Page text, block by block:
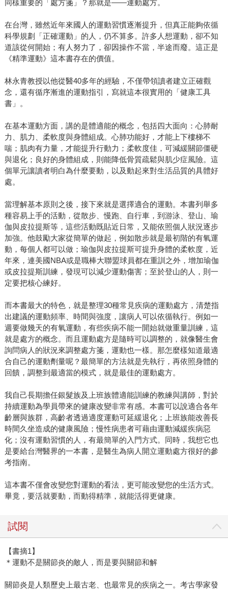
同樣重要的「處方箋」？那就是——運動處方。
在台灣，雖然近年來國人的運動習慣逐漸提升，但真正能夠依循
科學規劃「正確運動」的人，仍不算多。許多人想運動，卻不知
道該從何開始；有人努力了，卻因操作不當，半途而廢。這正是
《精準運動》這本書存在的價值。
林永青教授以他從醫40多年的經驗，不僅帶領讀者建立正確觀
念，還有循序漸進的運動指引，寫就這本很實用的「健康工具
書」。
在基本運動方面，講的是體適能的概念，包括四大面向：心肺耐
力、肌力、柔軟度與身體組成。心肺功能好，才能上下樓梯不
喘；肌肉有力量，才能提升行動力；柔軟度佳，可減緩關節僵硬
與退化；良好的身體組成，則能降低骨質疏鬆與肌少症風險。這
個單元讓讀者明白為什麼要動，以及動起來對生活品質的具體好
處。
當理解基本原則之後，接下來就是選擇適合的運動。本書列舉多
種容易上手的活動，從散步、慢跑、自行車，到游泳、登山、瑜
伽與皮拉提斯等，這些活動既貼近日常，又能依照個人狀況逐步
加強。他鼓勵大家從簡單的做起，例如散步就是最初階的有氧運
動，每個人都可以做；瑜伽與皮拉提斯可提升身體的柔軟度，近
年來，連美國NBA或是職棒大聯盟球員都在重訓之外，增加瑜伽
或皮拉提斯訓練，發現可以減少運動傷害；至於登山的人，則一
定要把核心練好。
而本書最大的特色，就是整理30種常見疾病的運動處方，清楚指
出建議的運動頻率、時間與強度，讓病人可以依循執行。例如一
週要做幾天的有氧運動，有些疾病不能一開始就做重量訓練，這
就是處方的概念。而且運動處方是隨時可以調整的，就像醫生會
詢問病人的狀況來調整處方箋，運動也一樣。那怎麼樣知道最適
合自己的運動劑量呢？最簡單的方法就是先執行，再依照身體的
回饋，調整到最適當的模式，就是最佳的運動處方。
我自己長期擔任銀髮族及上班族體適能訓練的教練與講師，對於
持續運動為學員帶來的健康改變非常有感。本書可以說適合各年
齡層與族群，高齡者透過適度運動可延緩退化；上班族能改善長
時間久坐造成的健康風險；慢性病患者可藉由運動減緩疾病惡
化；沒有運動習慣的人，有最簡單的入門方式。同時，我想它也
是要給台灣醫界的一本書，是醫生為病人開立運動處方很好的參
考指南。
這本書不僅會改變您對運動的看法，更可能改變您的生活方式。
畢竟，要活就要動，而動得精準，就能活得更健康。
試閱
【書摘1】
＊運動不是關節炎的敵人，而是要與關節和解
關節炎是人類歷史上最古老、也最常見的疾病之一。考古學家發